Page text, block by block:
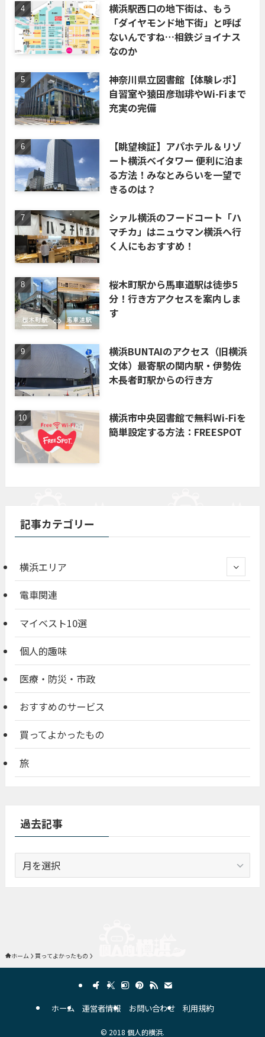
横浜駅西口の地下街は、もう
「ダイヤモンド地下街」と呼ば
ないんですね…相鉄ジョイナス
なのか
神奈川県立図書館【体験レポ】
自習室や猿田彦珈琲やWi-Fiまで
充実の完備
【眺望検証】アパホテル＆リゾ
ート横浜ベイタワー 便利に泊ま
る方法！みなとみらいを一望で
きるのは？
シァル横浜のフードコート「ハ
マチカ」はニュウマン横浜へ行
く人にもおすすめ！
桜木町駅から馬車道駅は徒歩5
分！行き方アクセスを案内しま
す
横浜BUNTAIのアクセス（旧横浜
文体）最寄駅の関内駅・伊勢佐
木長者町駅からの行き方
横浜市中央図書館で無料Wi-Fiを
簡単設定する方法：FREESPOT
記事カテゴリー
横浜エリア
電車関連
マイベスト10選
個人的趣味
医療・防災・市政
おすすめのサービス
買ってよかったもの
旅
過去記事
去
ホーム 買ってよかったもの
ホーム 運営者情報 お問い合わせ 利用規約
© 2018 個人的横浜.